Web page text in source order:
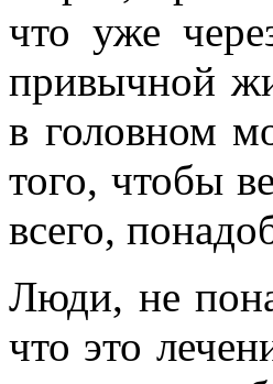
что уже
привычной
в головном
того, чтобы
всего,
Люди, не
что это